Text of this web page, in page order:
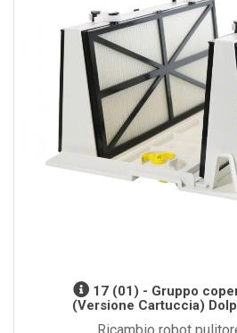
17 (01) - Gruppo
(Versione Cartuccia)